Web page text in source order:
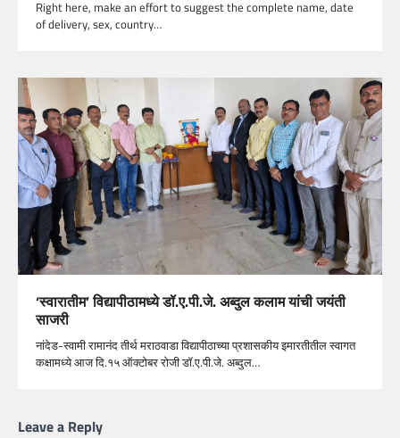
Right here, make an effort to suggest the complete name, date
of delivery, sex, country…
‘स्वारातीम’ विद्यापीठामध्ये डॉ.ए.पी.जे. अब्दुल कलाम यांची जयंती
साजरी
नांदेड-स्वामी रामानंद तीर्थ मराठवाडा विद्यापीठाच्या प्रशासकीय इमारतीतील स्वागत
कक्षामध्ये आज दि.१५ ऑक्टोबर रोजी डॉ.ए.पी.जे. अब्दुल…
Leave a Reply